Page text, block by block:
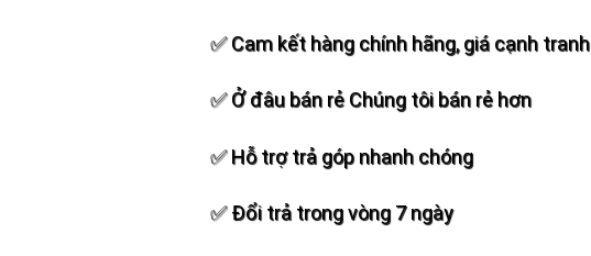
✅ Cam kết hàng chính hãng, giá cạnh tranh
✅ Ở đâu bán rẻ Chúng tôi bán rẻ hơn
✅ Hỗ trợ trả góp nhanh chóng
✅ Đổi trả trong vòng 7 ngày